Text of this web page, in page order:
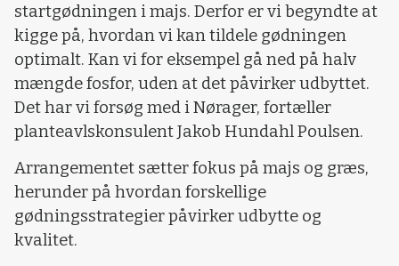
startgødningen i majs. Derfor er vi begyndte at
kigge på, hvordan vi kan tildele gødningen
optimalt. Kan vi for eksempel gå ned på halv
mængde fosfor, uden at det påvirker udbyttet.
Det har vi forsøg med i Nørager, fortæller
planteavlskonsulent Jakob Hundahl Poulsen.
Arrangementet sætter fokus på majs og græs,
herunder på hvordan forskellige
gødningsstrategier påvirker udbytte og
kvalitet.